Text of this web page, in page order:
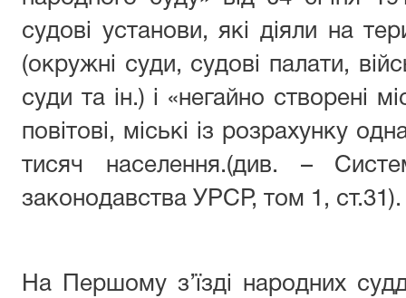
судові установи, які діяли на
(окружні суди, судові палати,
суди та ін.) і «негайно створені
повітові, міські із розрахунку
тисяч населення.(див. –
законодавства УРСР, том 1, ст.31).
На Першому з’їзді народних